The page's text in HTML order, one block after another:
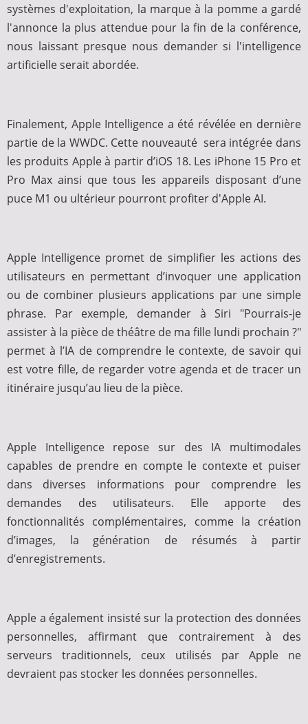
systèmes d'exploitation, la marque à la pomme a gardé
l'annonce la plus attendue pour la fin de la conférence,
nous laissant presque nous demander si l'intelligence
artificielle serait abordée.
Finalement, Apple Intelligence a été révélée en dernière
partie de la WWDC. Cette nouveauté sera intégrée dans
les produits Apple à partir d’iOS 18. Les iPhone 15 Pro et
Pro Max ainsi que tous les appareils disposant d’une
puce M1 ou ultérieur pourront profiter d'Apple AI.
Apple Intelligence promet de simplifier les actions des
utilisateurs en permettant d’invoquer une application
ou de combiner plusieurs applications par une simple
phrase. Par exemple, demander à Siri "Pourrais-je
assister à la pièce de théâtre de ma fille lundi prochain ?"
permet à l’IA de comprendre le contexte, de savoir qui
est votre fille, de regarder votre agenda et de tracer un
itinéraire jusqu’au lieu de la pièce.
Apple Intelligence repose sur des IA multimodales
capables de prendre en compte le contexte et puiser
dans diverses informations pour comprendre les
demandes des utilisateurs. Elle apporte des
fonctionnalités complémentaires, comme la création
d’images, la génération de résumés à partir
d’enregistrements.
Apple a également insisté sur la protection des données
personnelles, affirmant que contrairement à des
serveurs traditionnels, ceux utilisés par Apple ne
devraient pas stocker les données personnelles.